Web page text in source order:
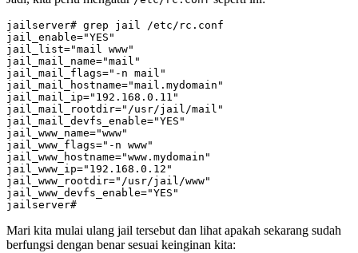
jail_enable="YES"
jail_list="mail www"
jail_mail_name="mail"
jail_mail_flags="-n mail"
jail_mail_hostname="mail.mydomain"
jail_mail_ip="192.168.0.11"
jail_mail_rootdir="/usr/jail/mail"
jail_mail_devfs_enable="YES"
jail_www_name="www"
jail_www_flags="-n www"
jail_www_hostname="www.mydomain"
jail_www_ip="192.168.0.12"
jail_www_rootdir="/usr/jail/www"
jail_www_devfs_enable="YES"
Mari kita mulai ulang jail tersebut dan lihat apakah sekarang sudah
berfungsi dengan benar sesuai keinginan kita: